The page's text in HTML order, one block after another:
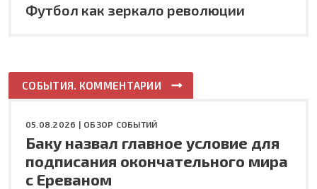
Футбол как зеркало революции
СОБЫТИЯ. КОММЕНТАРИИ
05.08.2026 | ОБЗОР СОБЫТИЙ
Баку назвал главное условие для
подписания окончательного мира
с Ереваном